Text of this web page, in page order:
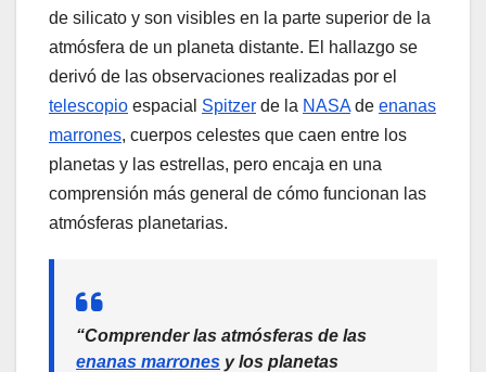
de silicato y son visibles en la parte superior de la
atmósfera de un planeta distante. El hallazgo se
derivó de las observaciones realizadas por el
telescopio espacial Spitzer de la NASAde enanas
marrones, cuerpos celestes que caen entre los
planetas y las estrellas, pero encaja en una
comprensión más general de cómo funcionan las
atmósferas planetarias.
“Comprender las atmósferas de las
enanas marrones y los planetas